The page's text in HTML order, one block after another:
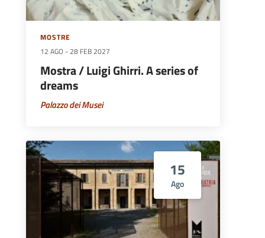
MOSTRE
12 AGO -28 FEB 2027
Mostra / Luigi Ghirri. A series of
dreams
Palazzo dei Musei
15
Ago